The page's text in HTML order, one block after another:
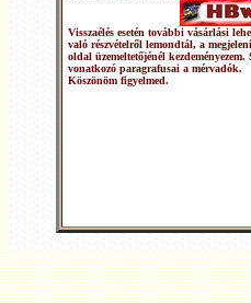
Visszaélés esetén további vásárlási
való részvételről lemondtál, a
oldal üzemeltetőjénél
vonatkozó paragrafusai a mérvadók.
Köszönöm figyelmed.